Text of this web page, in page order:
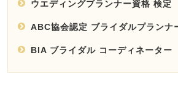
ウエディングプランナー資格 検定
ABC協会認定 ブライダルプランナ
BIA ブライダル コーディネーター